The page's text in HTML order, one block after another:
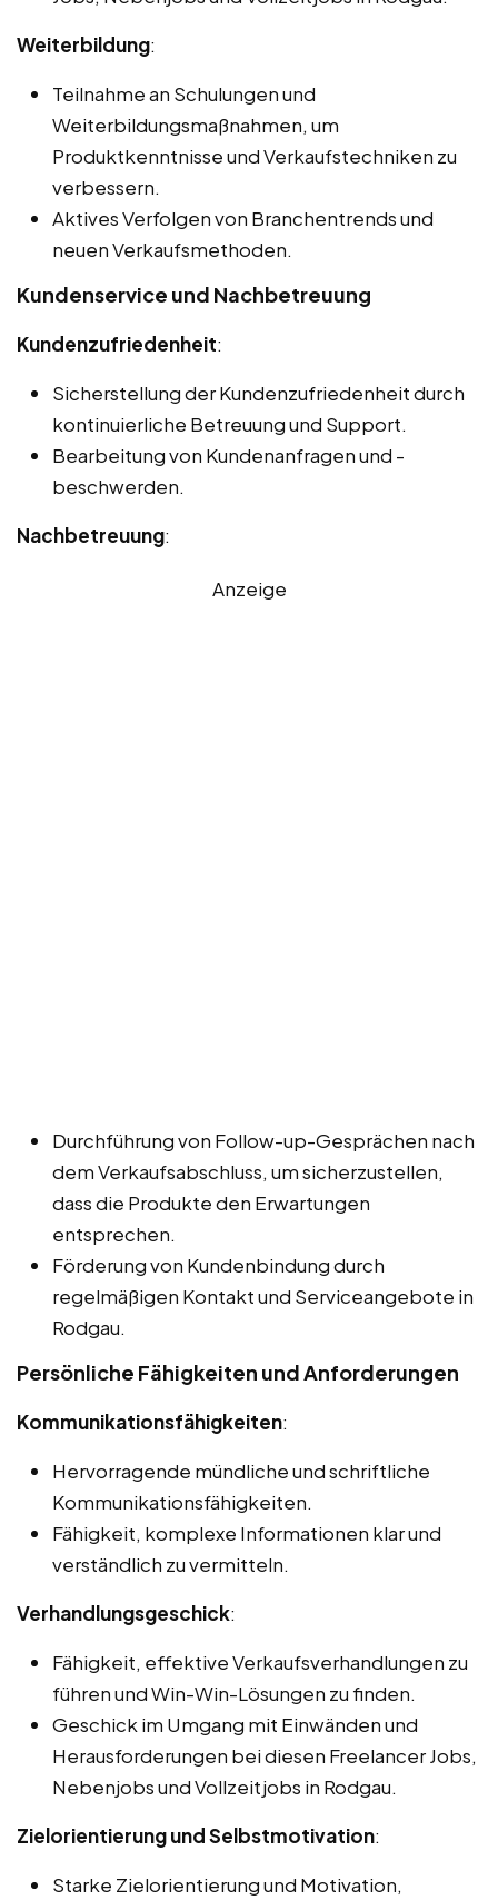
Weiterbildung:
Teilnahme an Schulungen und
Weiterbildungsmaßnahmen, um
Produktkenntnisse und Verkaufstechniken zu
verbessern.
Aktives Verfolgen von Branchentrends und
neuen Verkaufsmethoden.
Kundenservice und Nachbetreuung
Kundenzufriedenheit:
Sicherstellung der Kundenzufriedenheit durch
kontinuierliche Betreuung und Support.
Bearbeitung von Kundenanfragen und -
beschwerden.
Nachbetreuung:
Anzeige
Durchführung von Follow-up-Gesprächen nach
dem Verkaufsabschluss, um sicherzustellen,
dass die Produkte den Erwartungen
entsprechen.
Förderung von Kundenbindung durch
regelmäßigen Kontakt und Serviceangebote in
Rodgau.
Persönliche Fähigkeiten und Anforderungen
Kommunikationsfähigkeiten:
Hervorragende mündliche und schriftliche
Kommunikationsfähigkeiten.
Fähigkeit, komplexe Informationen klar und
verständlich zu vermitteln.
Verhandlungsgeschick:
Fähigkeit, effektive Verkaufsverhandlungen zu
führen und Win-Win-Lösungen zu finden.
Geschick im Umgang mit Einwänden und
Herausforderungen bei diesen Freelancer Jobs,
Nebenjobs und Vollzeitjobs in Rodgau.
Zielorientierung und Selbstmotivation:
Starke Zielorientierung und Motivation,